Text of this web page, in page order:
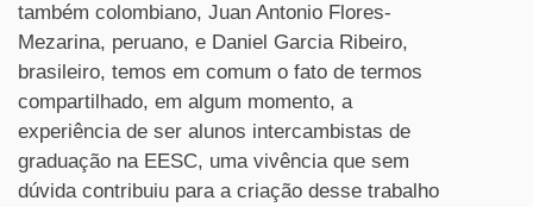
também colombiano, Juan Antonio Flores-
Mezarina, peruano, e Daniel Garcia Ribeiro,
brasileiro, temos em comum o fato de termos
compartilhado, em algum momento, a
experiência de ser alunos intercambistas de
graduação na EESC, uma vivência que sem
dúvida contribuiu para a criação desse trabalho